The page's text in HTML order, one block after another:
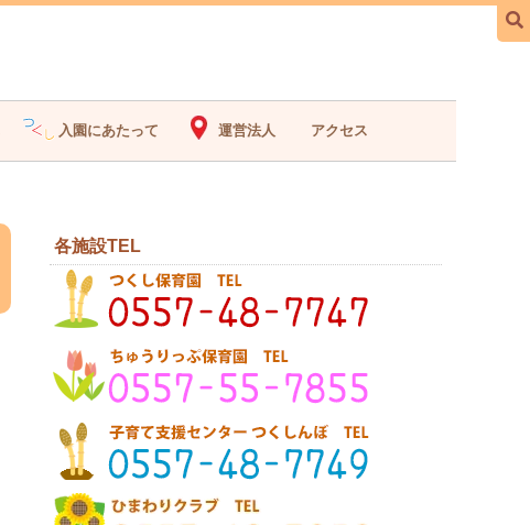
入園にあたって 運営法人 アクセス
各施設TEL